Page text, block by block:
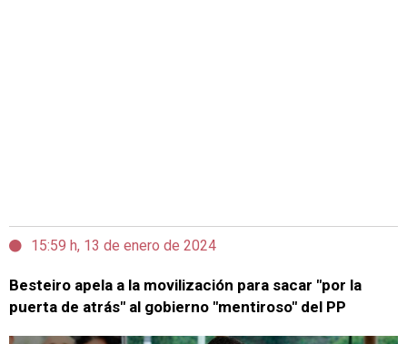
15:59 h, 13 de enero de 2024
Besteiro apela a la movilización para sacar "por la
puerta de atrás" al gobierno "mentiroso" del PP